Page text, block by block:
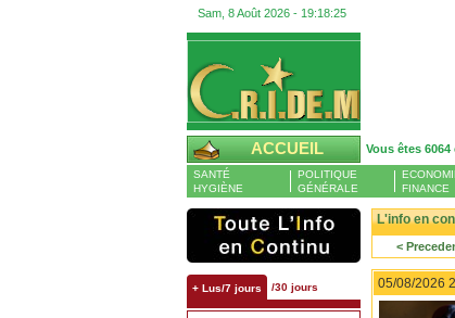
Sam, 8 Août 2026 - 19:18:26
ACCUEIL Vous êtes
SANTÉ
HYGIÈNE
POLITIQUE
GÉNÉRALE
FINANCE
+ Lus/7 jours /30 jours
L'info en
<
05/08/2026